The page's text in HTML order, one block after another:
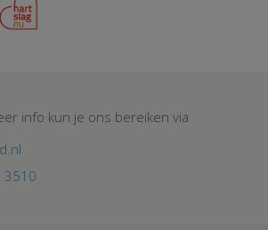
info kun je ons bereiken via
3510